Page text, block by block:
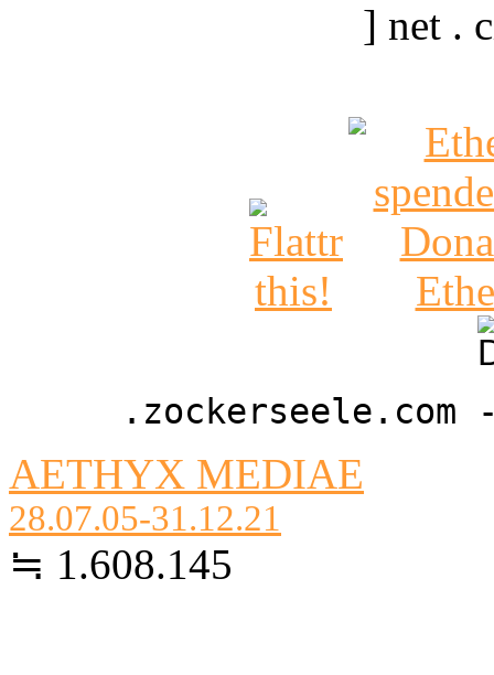
] net .
AETHYX MEDIAE
28.07.05-31.12.21
≒ 1.608.145